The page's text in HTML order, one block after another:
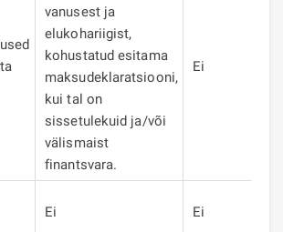
vanusest ja
elukohariigist,
kohustatud esitama
maksudeklaratsiooni,
kui tal on
sissetulekuid ja/või
välismaist
finantsvara.
Ei
Ei Ei